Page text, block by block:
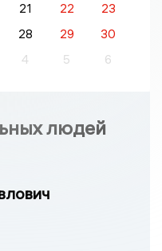
21 22
23
28 29
30
4 5 6
людей